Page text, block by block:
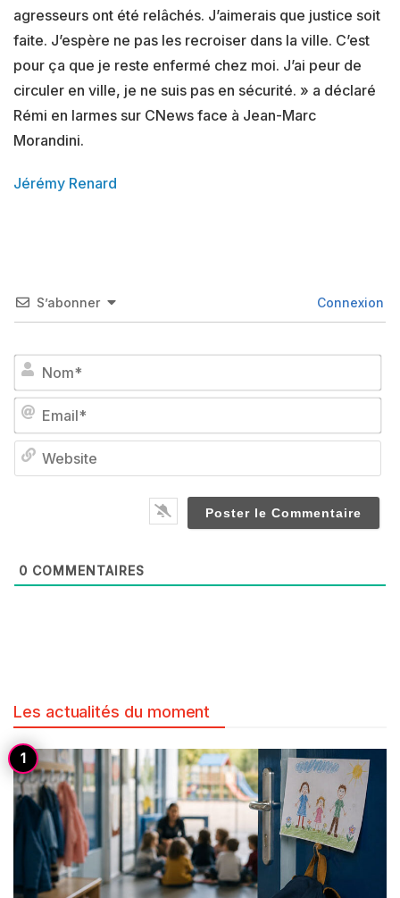
agresseurs ont été relâchés. J’aimerais que justice soit
faite. J’espère ne pas les recroiser dans la ville. C’est
pour ça que je reste enfermé chez moi. J’ai peur de
circuler en ville, je ne suis pas en sécurité. » a déclaré
Rémi en larmes sur CNews face à Jean-Marc
Morandini.
Jérémy Renard
S’abonner Connexion
0 COMMENTAIRES
Les actualités du moment